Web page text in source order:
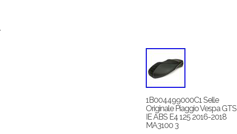
1B004499000C1 Selle
Originale Piaggio Vespa GTS
IE ABS E4 125 2016-2018
MA3100 3